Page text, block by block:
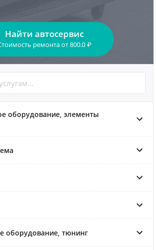
Найти автосервис
ремонтаот800.0 ₽
оборудование, элементы
оборудование, тюнинг